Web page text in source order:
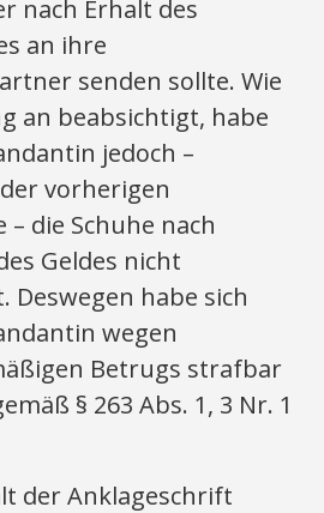
nach Erhalt des
an ihre
senden sollte. Wie
an beabsichtigt, habe
jedoch –
vorherigen
– die Schuhe nach
Geldes nicht
Deswegen habe sich
wegen
Betrugs strafbar
§ 263 Abs. 1, 3 Nr. 1
der Anklageschrift